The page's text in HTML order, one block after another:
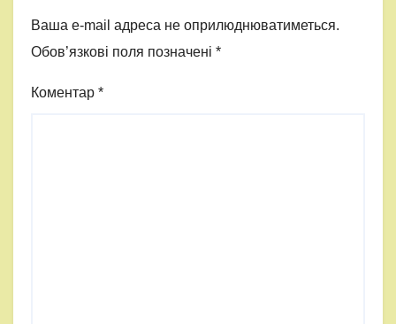
Ваша e-mail адреса не оприлюднюватиметься.
Обов’язкові поля позначені *
Коментар *